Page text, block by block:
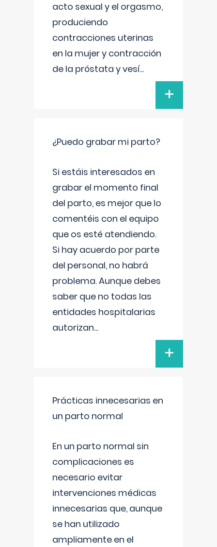
acto sexual y el orgasmo,
produciendo
contracciones uterinas
en la mujer y contracción
de la próstata y vesí...
+
¿Puedo grabar mi parto?
Si estáis interesados en
grabar el momento final
del parto, es mejor que lo
comentéis con el equipo
que os esté atendiendo.
Si hay acuerdo por parte
del personal, no habrá
problema. Aunque debes
saber que no todas las
entidades hospitalarias
autorizan...
+
Prácticas innecesarias en
un parto normal
En un parto normal sin
complicaciones es
necesario evitar
intervenciones médicas
innecesarias que, aunque
se han utilizado
ampliamente en el